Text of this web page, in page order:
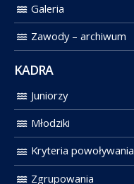
Galeria
Zawody – archiwum
KADRA
Juniorzy
Młodziki
Kryteria powoływania
Zgrupowania